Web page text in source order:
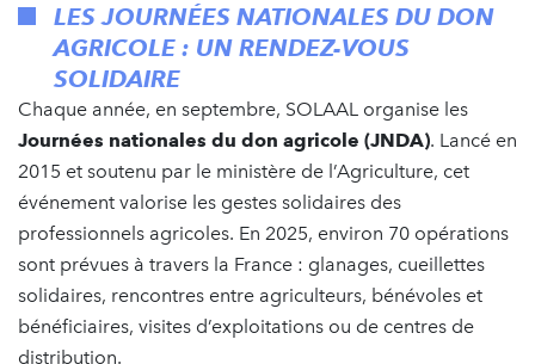
LES JOURNÉES NATIONALES DU DON
AGRICOLE : UN RENDEZ-VOUS
SOLIDAIRE
Chaque année, en septembre, SOLAAL organise les
Journées nationales du don agricole (JNDA). Lancé en
2015 et soutenu par le ministère de l’Agriculture, cet
événement valorise les gestes solidaires des
professionnels agricoles. En 2025, environ 70 opérations
sont prévues à travers la France : glanages, cueillettes
solidaires, rencontres entre agriculteurs, bénévoles et
bénéficiaires, visites d’exploitations ou de centres de
distribution.